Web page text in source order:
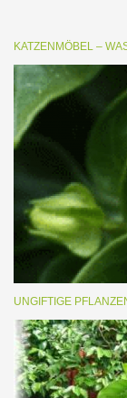
KATZENMÖBEL –
UNGIFTIGE